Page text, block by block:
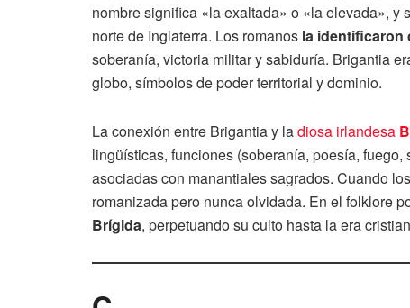
nombre significa «la exaltada» o «la elevada», y
norte de Inglaterra. Los romanos la identificaron
soberanía, victoria militar y sabiduría. Brigantia
globo, símbolos de poder territorial y dominio.
La conexión entre Brigantia y ladiosa irlandesa
lingüísticas, funciones (soberanía, poesía,
asociadas con manantiales sagrados. Cuando
romanizada pero nunca olvidada. En el folklore
Brígida, perpetuando su culto hasta la era